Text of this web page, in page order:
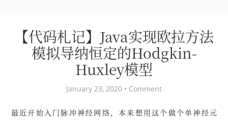
【代码札记】Java实现欧拉方法
模拟导纳恒定的Hodgkin-
Huxley模型
January 23, 2020 • Comment
最近开始入门脉冲神经网络，本来想用这个做个单神经元